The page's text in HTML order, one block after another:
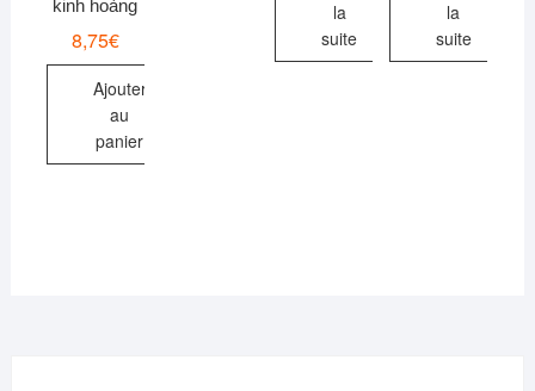
kinh hoàng
8,75€
Ajouter
au
panier
la
suite
la
suite